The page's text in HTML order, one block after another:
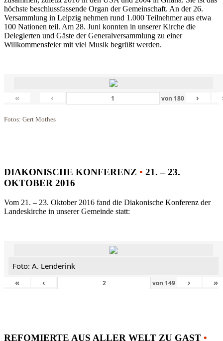
höchste beschlussfassende Organ der Gemeinschaft. An der 26.
Versammlung in Leipzig nehmen rund 1.000 Teilnehmer aus etwa
100 Nationen teil. Am 28. Juni konnten in unserer Kirche die
Delegierten und Gäste der Generalversammlung zu einer
Willkommensfeier mit viel Musik begrüßt werden.
« ‹ von 180 ›
Fotos: Gert Mothes
DIAKONISCHE KONFERENZ • 21. – 23.
OKTOBER 2016
Vom 21. – 23. Oktober 2016 fand die Diakonische Konferenz der
Landeskirche in unserer Gemeinde statt:
Foto: A. Lenderink
«
‹ von 149 › »
REFOMIERTE AUS ALLER WELT ZU GAST •